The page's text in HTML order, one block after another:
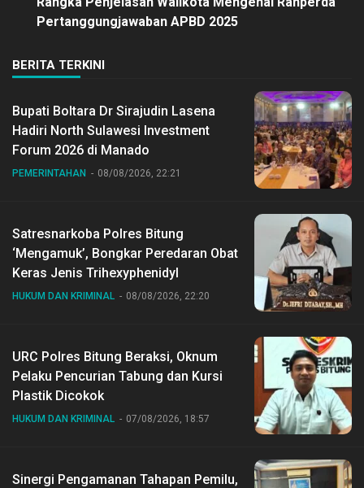
Pertanggungjawaban APBD 2025
BERITA TERKINI
Bupati Boltara Dr Sirajudin Lasena
Hadiri North Sulawesi Investment
Forum 2026 di Manado
PEMERINTAHAN 08/08/2026, 22:21
Satresnarkoba Polres Bitung
‘Mengamuk’, Bongkar Peredaran Obat
Keras Jenis Trihexyphenidyl
HUKUM DAN KRIMINAL 08/08/2026, 22:20
URC Polres Bitung Beraksi, Oknum
Pelaku Pencurian Tabung dan Kursi
Plastik Dicokok
HUKUM DAN KRIMINAL 07/08/2026, 18:57
Sinergi Pengamanan Tahapan Pemilu,